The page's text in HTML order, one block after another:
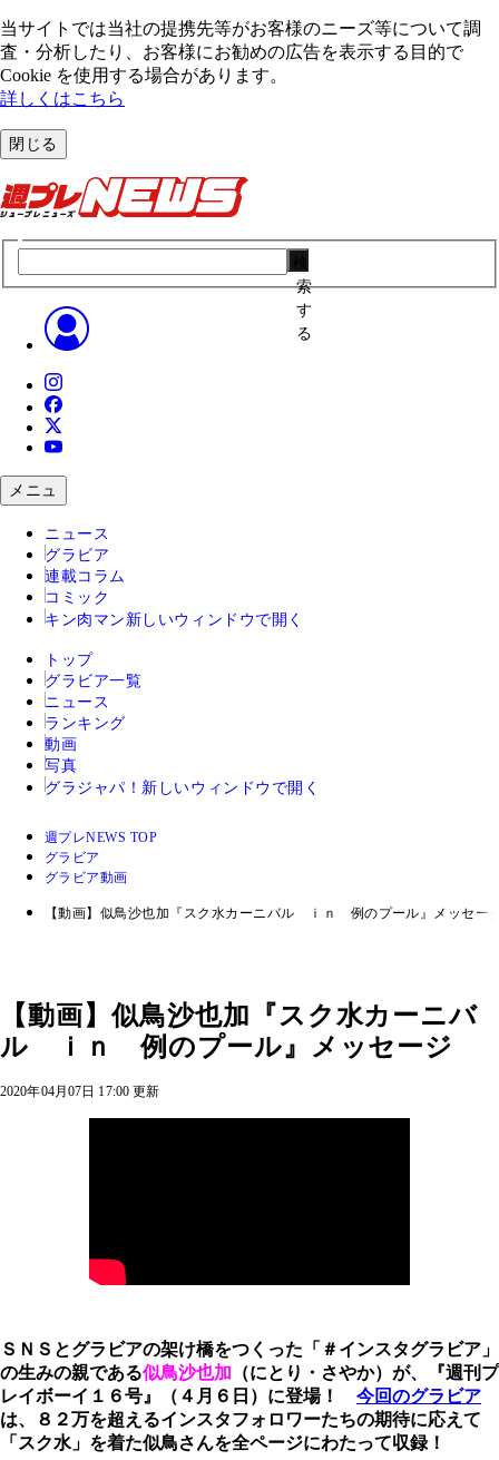
当サイトでは当社の提携先等がお客様のニーズ等について調
査・分析したり、お客様にお勧めの広告を表⽰する⽬的で
Cookie を使⽤する場合があります。
詳しくはこちら
閉じる
索
す
る
メニュ
ニュース
グラビア
連載コラム
コミック
キン肉マン 新しいウィンドウで開く
トップ
グラビア一覧
ニュース
ランキング
動画
写真
グラジャパ！ 新しいウィンドウで開く
週プレNEWS TOP
グラビア
グラビア動画
【動画】似鳥沙也加『スク水カーニバル ｉｎ 例のプール』メッセー
【動画】似鳥沙也加『スク水カーニバ
ル ｉｎ 例のプール』メッセージ
2020年04月07日 17:00 更新
ＳＮＳとグラビアの架け橋をつくった「＃インスタグラビア」
の生みの親である似鳥沙也加 （にとり・さやか） が、『週刊プ
レイボーイ１６号』（４月６日）に登場！ 今回のグラビア
は、８２万を超えるインスタフォロワーたちの期待に応えて
「スク水」を着た似鳥さんを全ページにわたって収録！